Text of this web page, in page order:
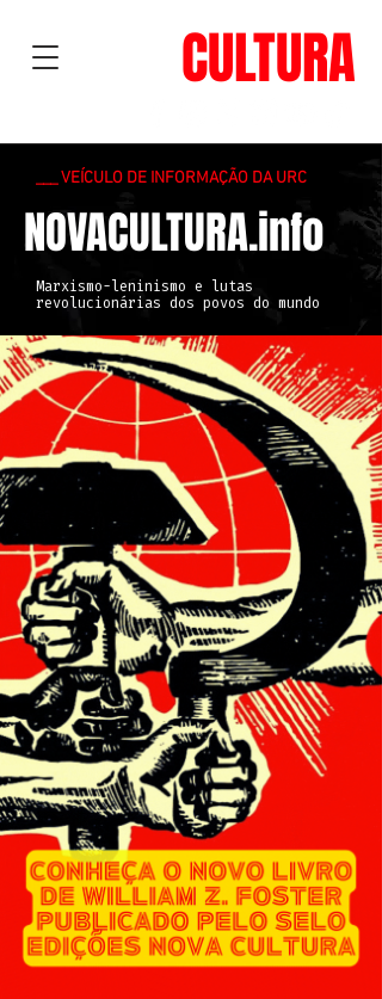
CULTURA
___ VEÍCULO DE INFORMAÇÃO DA URC
NOVACULTURA.info
Marxismo-leninismo e lutas
revolucionárias dos povos do mundo